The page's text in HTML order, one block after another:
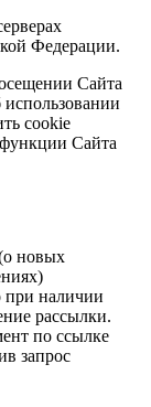
Федерации.
Сайта
использовании
cookie
функции Сайта
новых
при наличии
рассылки.
по ссылке
запрос